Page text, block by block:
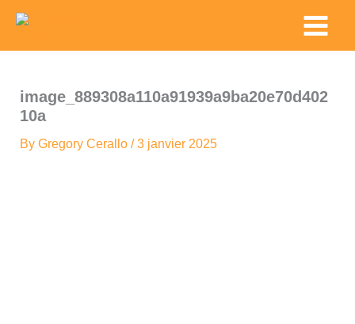
content
Main
Menu
image_889308a110a91939a9ba20e70d402
10a
By Gregory Cerallo /3 janvier 2025